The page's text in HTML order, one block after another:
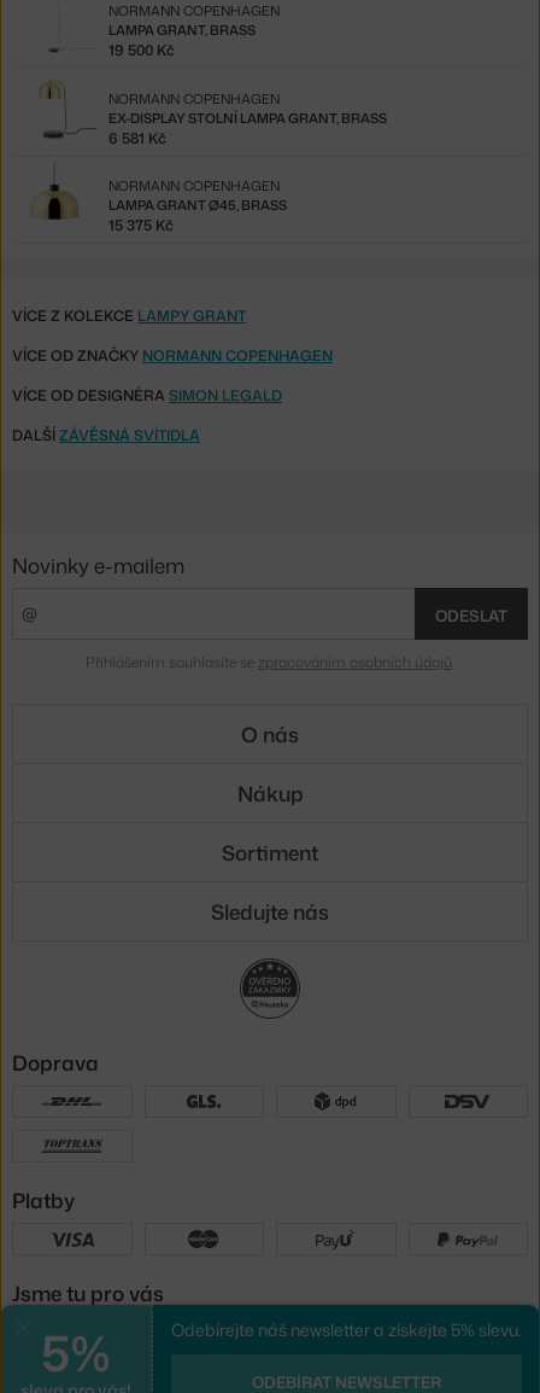
LAMPA GRANT, BRASS
NORMANN COPENHAGEN
19 500 Kč
EX-DISPLAY STOLNÍ LAMPA GRANT, BRASS
NORMANN COPENHAGEN
6 581 Kč
LAMPA GRANT Ø45, BRASS
NORMANN COPENHAGEN
15 375 Kč
VÍCE Z KOLEKCE LAMPY GRANT
VÍCE OD ZNAČKY NORMANN COPENHAGEN
VÍCE OD DESIGNÉRA SIMON LEGALD
DALŠÍZÁVĚSNÁ SVÍTIDLA
5% Odebírejte náš newsletter a získejte 5% slevu.
ODEBÍRAT NEWSLETTER
Novinky e-mailem
ODESLAT
Přihlášením souhlasíte se zpracováním osobních údajů
O nás
Nákup
Sortiment
Sledujte nás
Doprava
Platby
Jsme tu pro vás
e-shop na míruod